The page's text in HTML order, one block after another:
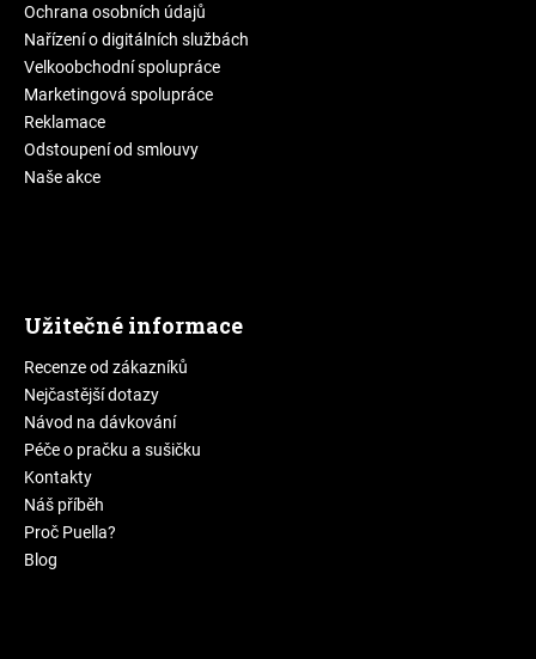
Ochrana osobních údajů
Nařízení o digitálních službách
Velkoobchodní spolupráce
Marketingová spolupráce
Reklamace
Odstoupení od smlouvy
Naše akce
Užitečné informace
Recenze od zákazníků
Nejčastější dotazy
Návod na dávkování
Péče o pračku a sušičku
Kontakty
Náš příběh
Proč Puella?
Blog